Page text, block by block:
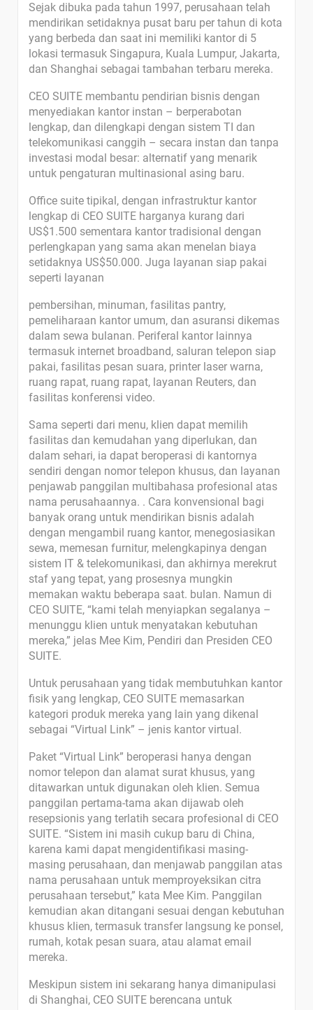
Sejak dibuka pada tahun 1997, perusahaan telah
mendirikan setidaknya pusat baru per tahun di kota
yang berbeda dan saat ini memiliki kantor di 5
lokasi termasuk Singapura, Kuala Lumpur, Jakarta,
dan Shanghai sebagai tambahan terbaru mereka.
CEO SUITE membantu pendirian bisnis dengan
menyediakan kantor instan – berperabotan
lengkap, dan dilengkapi dengan sistem TI dan
telekomunikasi canggih – secara instan dan tanpa
investasi modal besar: alternatif yang menarik
untuk pengaturan multinasional asing baru.
Office suite tipikal, dengan infrastruktur kantor
lengkap di CEO SUITE harganya kurang dari
US$1.500 sementara kantor tradisional dengan
perlengkapan yang sama akan menelan biaya
setidaknya US$50.000. Juga layanan siap pakai
seperti layanan
pembersihan, minuman, fasilitas pantry,
pemeliharaan kantor umum, dan asuransi dikemas
dalam sewa bulanan. Periferal kantor lainnya
termasuk internet broadband, saluran telepon siap
pakai, fasilitas pesan suara, printer laser warna,
ruang rapat, ruang rapat, layanan Reuters, dan
fasilitas konferensi video.
Sama seperti dari menu, klien dapat memilih
fasilitas dan kemudahan yang diperlukan, dan
dalam sehari, ia dapat beroperasi di kantornya
sendiri dengan nomor telepon khusus, dan layanan
penjawab panggilan multibahasa profesional atas
nama perusahaannya. . Cara konvensional bagi
banyak orang untuk mendirikan bisnis adalah
dengan mengambil ruang kantor, menegosiasikan
sewa, memesan furnitur, melengkapinya dengan
sistem IT & telekomunikasi, dan akhirnya merekrut
staf yang tepat, yang prosesnya mungkin
memakan waktu beberapa saat. bulan. Namun di
CEO SUITE, “kami telah menyiapkan segalanya –
menunggu klien untuk menyatakan kebutuhan
mereka,” jelas Mee Kim, Pendiri dan Presiden CEO
SUITE.
Untuk perusahaan yang tidak membutuhkan kantor
fisik yang lengkap, CEO SUITE memasarkan
kategori produk mereka yang lain yang dikenal
sebagai “Virtual Link” – jenis kantor virtual.
Paket “Virtual Link” beroperasi hanya dengan
nomor telepon dan alamat surat khusus, yang
ditawarkan untuk digunakan oleh klien. Semua
panggilan pertama-tama akan dijawab oleh
resepsionis yang terlatih secara profesional di CEO
SUITE. “Sistem ini masih cukup baru di China,
karena kami dapat mengidentifikasi masing-
masing perusahaan, dan menjawab panggilan atas
nama perusahaan untuk memproyeksikan citra
perusahaan tersebut,” kata Mee Kim. Panggilan
kemudian akan ditangani sesuai dengan kebutuhan
khusus klien, termasuk transfer langsung ke ponsel,
rumah, kotak pesan suara, atau alamat email
mereka.
Meskipun sistem ini sekarang hanya dimanipulasi
di Shanghai, CEO SUITE berencana untuk